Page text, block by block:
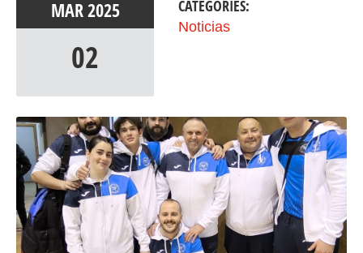
MAR2025
02
CATEGORIES:
Noticias